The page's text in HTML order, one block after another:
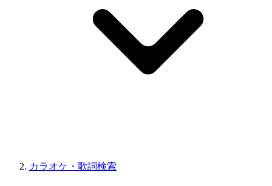
カラオケ・歌詞検索